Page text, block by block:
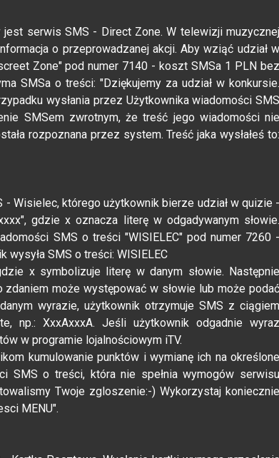
serwis SMS - Direct Zone. W telewizji muzycznej
o przeprowadzanej akcji. Aby wziąć udział w
Zone" pod numer 7140 - koszt SMSa 1 PLN bez
SMSa o treści: "Dziękujemy za udział w konkursie.
wysłania przez Użytkownika wiadomości SMS
SMSem zwrotnym, że treść jego wiadomości nie
rozpoznana przez system. Treść jaka wysłałeś to:
Wisielec, którego użytkownik bierze udział w quizie -
gdzie x oznacza literę w odgadywanym słowie.
SMS o treści "WISIELEC" pod numer 7260 -
wysyła SMS o treści: WISIELEC
x symbolizuje literę w danym słowie. Następnie
może występować w słowie lub może podać
wyrazie, użytkownik otrzymuje SMS z ciągiem
np.: XxxAxxxA. Jeśli użytkownik odgadnie wyraz
w programie lojalnościowym iTV.
kumulowanie punktów i wymianę ich na określone
SMS o treści, która nie spełnia wymogów serwisu
Twoje zgloszenie:-) Wykorzystaj koniecznie
MENU".